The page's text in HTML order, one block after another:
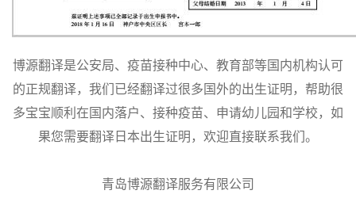
博源翻译是公安局、疫苗接种中心、教育部等国内机构认可
的正规翻译，我们已经翻译过很多国外的出生证明，帮助很
多宝宝顺利在国内落户、接种疫苗、申请幼儿园和学校，如
果您需要翻译日本出生证明，欢迎直接联系我们。
青岛博源翻译服务有限公司